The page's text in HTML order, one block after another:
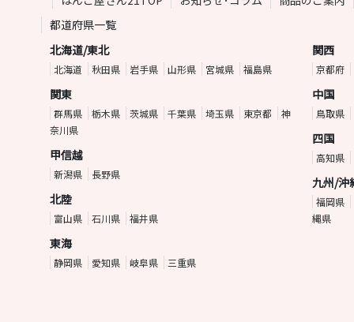
都道府県一覧
北海道/東北
北海道 秋田県 岩手県 山形県 宮城県 福島県
関東
群馬県 栃木県 茨城県 千葉県 埼玉県 東京都
神
奈川県
甲信越
新潟県 長野県
北陸
富山県 石川県 福井県
東海
静岡県 愛知県 岐阜県 三重県
関西
京都府
中国
鳥取県
四国
高知県
九州/沖
福岡県
縄県